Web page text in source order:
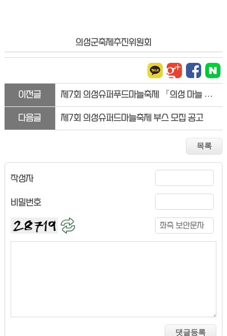
의성군축제추진위원회
이전글 제7회 의성슈퍼푸드마늘축제 『의성 마늘 댄스 파이터』공모 선...
다음글 제7회 의성슈퍼드마늘축제 부스 모집 공고
작성자
비밀번호